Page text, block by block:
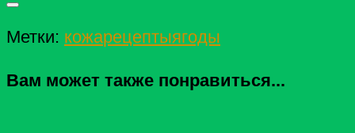
Метки: кожарецептыягоды
Вам может также понравиться...